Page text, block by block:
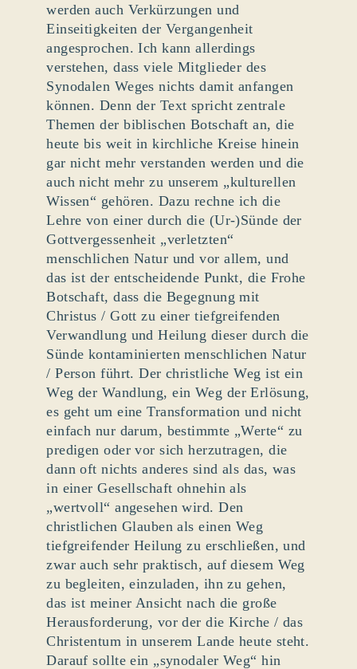
werden auch Verkürzungen und
Einseitigkeiten der Vergangenheit
angesprochen. Ich kann allerdings
verstehen, dass viele Mitglieder des
Synodalen Weges nichts damit anfangen
können. Denn der Text spricht zentrale
Themen der biblischen Botschaft an, die
heute bis weit in kirchliche Kreise hinein
gar nicht mehr verstanden werden und die
auch nicht mehr zu unserem „kulturellen
Wissen“ gehören. Dazu rechne ich die
Lehre von einer durch die (Ur-)Sünde der
Gottvergessenheit „verletzten“
menschlichen Natur und vor allem, und
das ist der entscheidende Punkt, die Frohe
Botschaft, dass die Begegnung mit
Christus / Gott zu einer tiefgreifenden
Verwandlung und Heilung dieser durch die
Sünde kontaminierten menschlichen Natur
/ Person führt. Der christliche Weg ist ein
Weg der Wandlung, ein Weg der Erlösung,
es geht um eine Transformation und nicht
einfach nur darum, bestimmte „Werte“ zu
predigen oder vor sich herzutragen, die
dann oft nichts anderes sind als das, was
in einer Gesellschaft ohnehin als
„wertvoll“ angesehen wird. Den
christlichen Glauben als einen Weg
tiefgreifender Heilung zu erschließen, und
zwar auch sehr praktisch, auf diesem Weg
zu begleiten, einzuladen, ihn zu gehen,
das ist meiner Ansicht nach die große
Herausforderung, vor der die Kirche / das
Christentum in unserem Lande heute steht.
Darauf sollte ein „synodaler Weg“ hin